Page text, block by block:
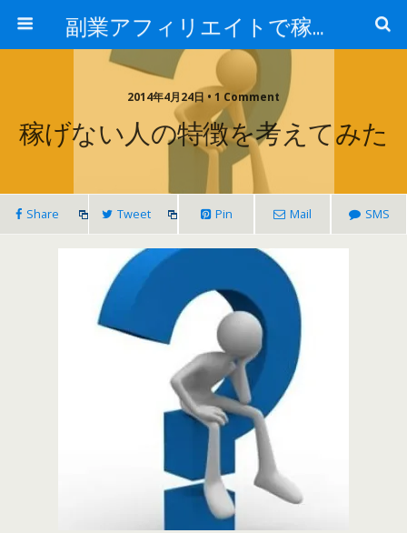
副業アフィリエイトで稼ぐ情報ブログ
2014年4月24日 • 1 Comment
稼げない人の特徴を考えてみた
Share Tweet Pin Mail SMS